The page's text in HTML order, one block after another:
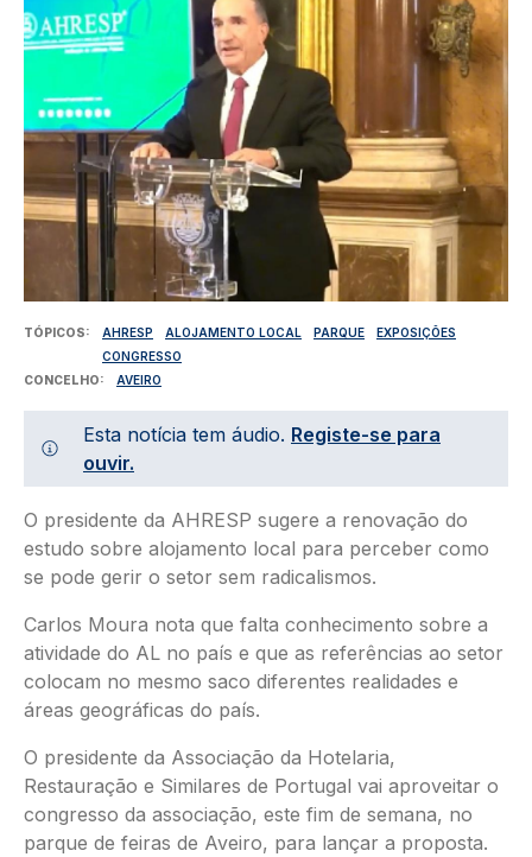
TÓPICOS AHRESP ALOJAMENTO LOCAL PARQUE
EXPOSIÇÕES
CONGRESSO
CONCELHO
AVEIRO
Esta notícia tem áudio. Registe-se para
ouvir.
O presidente da AHRESP sugere a renovação do
estudo sobre alojamento local para perceber como
se pode gerir o setor sem radicalismos.
Carlos Moura nota que falta conhecimento sobre a
atividade do AL no país e que as referências ao setor
colocam no mesmo saco diferentes realidades e
áreas geográficas do país.
O presidente da Associação da Hotelaria,
Restauração e Similares de Portugal vai aproveitar o
congresso da associação, este fim de semana, no
parque de feiras de Aveiro, para lançar a proposta.